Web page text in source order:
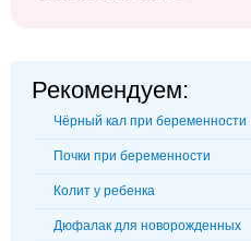
Рекомендуем:
Чёрный кал при беременности
Почки при беременности
Колит у ребенка
Дюфалак для новорожденных